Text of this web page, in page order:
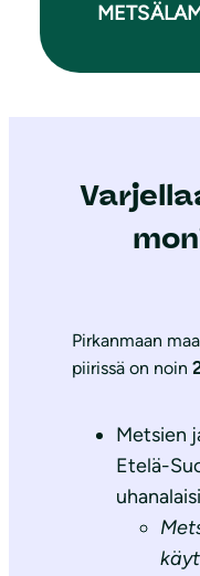
Pirkanmaan
piirissä on noin
Metsien
Etelä-